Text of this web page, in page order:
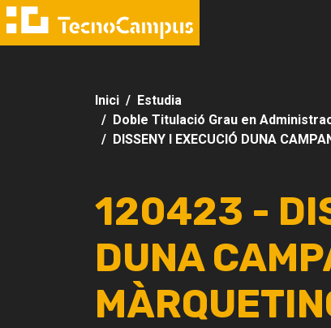
Inici
Estudia
Doble Titulació Grau en
DISSENY I EXECUCIÓ DUNA
120423 -
DUNA